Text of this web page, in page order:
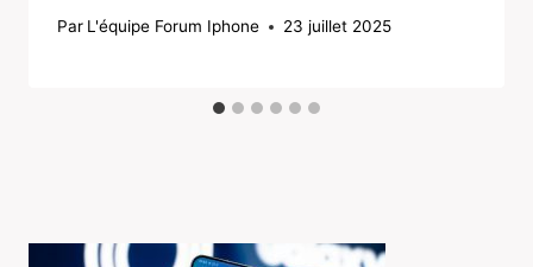
Par L'équipe Forum Iphone 23 juillet 2025